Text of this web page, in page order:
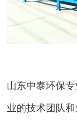
山东中泰环保
业的技术团队